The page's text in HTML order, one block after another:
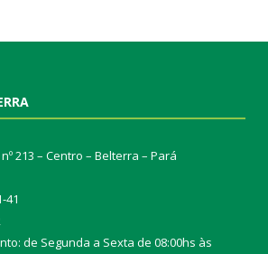
213 – Centro – Belterra – Pará
41
de Segunda a Sexta de 08:00hs às